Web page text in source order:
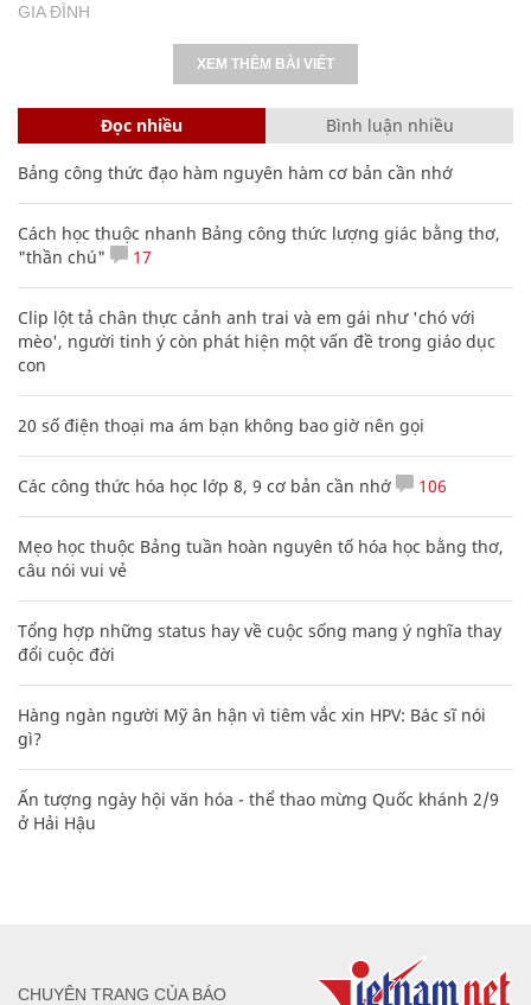
GIA ĐÌNH
XEM THÊM BÀI VIẾT
Đọc nhiều Bình luận nhiều
Bảng công thức đạo hàm nguyên hàm cơ bản cần nhớ
Cách học thuộc nhanh Bảng công thức lượng giác bằng thơ,
"thần chú"
17
Clip lột tả chân thực cảnh anh trai và em gái như 'chó với
mèo', người tinh ý còn phát hiện một vấn đề trong giáo dục
con
20 số điện thoại ma ám bạn không bao giờ nên gọi
Các công thức hóa học lớp 8, 9 cơ bản cần nhớ 106
Mẹo học thuộc Bảng tuần hoàn nguyên tố hóa học bằng thơ,
câu nói vui vẻ
Tổng hợp những status hay về cuộc sống mang ý nghĩa thay
đổi cuộc đời
Hàng ngàn người Mỹ ân hận vì tiêm vắc xin HPV: Bác sĩ nói
gì?
Ấn tượng ngày hội văn hóa - thể thao mừng Quốc khánh 2/9
ở Hải Hậu
CHUYÊN TRANG CỦA BÁO